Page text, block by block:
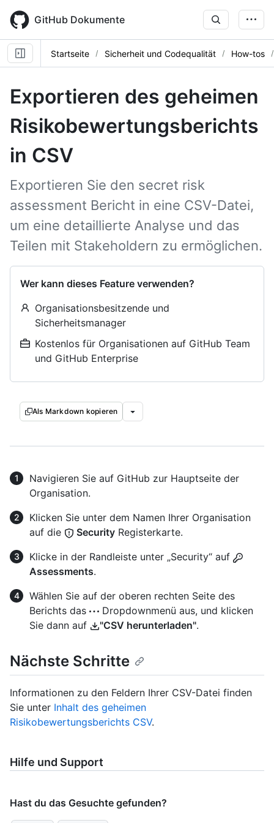
main
content
GitHub Dokumente
Startseite Sicherheit und Codequalität How-tos
Exportieren des geheimen
Risikobewertungsberichts
in CSV
Exportieren Sie den secret risk
assessment Bericht in eine CSV-Datei,
um eine detaillierte Analyse und das
Teilen mit Stakeholdern zu ermöglichen.
Wer kann dieses Feature verwenden?
Organisationsbesitzende und
Sicherheitsmanager
Kostenlos für Organisationen auf GitHub Team
und GitHub Enterprise
Als Markdown kopieren
Navigieren Sie auf GitHub zur Hauptseite der
Organisation.
Klicken Sie unter dem Namen Ihrer Organisation
auf die
Security Registerkarte.
Klicke in der Randleiste unter „Security“ auf
Assessments.
Wählen Sie auf der oberen rechten Seite des
Berichts das
Dropdownmenü aus, und klicken
Sie dann auf
"CSV herunterladen".
Nächste Schritte
Informationen zu den Feldern Ihrer CSV-Datei finden
Sie unter Inhalt des geheimen
Risikobewertungsberichts CSV.
Hilfe und Support
Hast du das Gesuchte gefunden?